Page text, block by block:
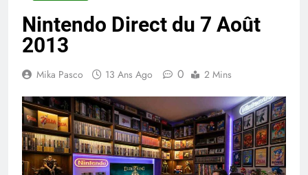
Nintendo Direct du 7 Août
2013
Mika Pasco 13 Ans Ago 0 2 Mins